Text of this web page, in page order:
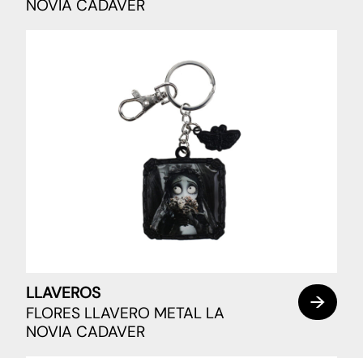
NOVIA CADAVER
LLAVEROS
FLORES LLAVERO METAL LA
NOVIA CADAVER